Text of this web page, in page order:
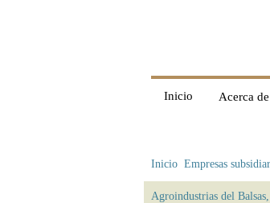
Inicio Acerca
Inicio Empresas
Agroindustrias del